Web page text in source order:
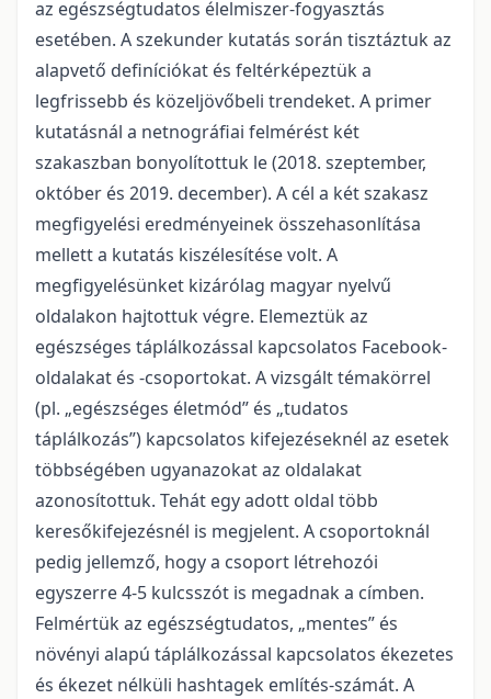
az egészségtudatos élelmiszer-fogyasztás
esetében. A szekunder kutatás során tisztáztuk az
alapvető definíciókat és feltérképeztük a
legfrissebb és közeljövőbeli trendeket. A primer
kutatásnál a netnográfiai felmérést két
szakaszban bonyolítottuk le (2018. szeptember,
október és 2019. december). A cél a két szakasz
megfigyelési eredményeinek összehasonlítása
mellett a kutatás kiszélesítése volt. A
megfigyelésünket kizárólag magyar nyelvű
oldalakon hajtottuk végre. Elemeztük az
egészséges táplálkozással kapcsolatos Facebook-
oldalakat és -csoportokat. A vizsgált témakörrel
(pl. „egészséges életmód” és „tudatos
táplálkozás”) kapcsolatos kifejezéseknél az esetek
többségében ugyanazokat az oldalakat
azonosítottuk. Tehát egy adott oldal több
keresőkifejezésnél is megjelent. A csoportoknál
pedig jellemző, hogy a csoport létrehozói
egyszerre 4-5 kulcsszót is megadnak a címben.
Felmértük az egészségtudatos, „mentes” és
növényi alapú táplálkozással kapcsolatos ékezetes
és ékezet nélküli hashtagek említés-számát. A